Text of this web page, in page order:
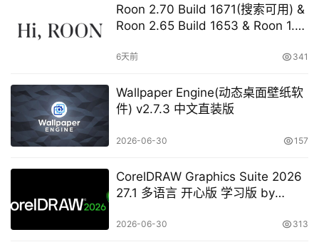
Roon 2.70 Build 1671(搜索可用) &
Roon 2.65 Build 1653 & Roon 1.8
6天前 341
Wallpaper Engine(动态桌面壁纸软
件) v2.7.3 中文直装版
2026-06-30 157
CorelDRAW Graphics Suite 2026
27.1 多语言 开心版 学习版 by
2026-06-30 313